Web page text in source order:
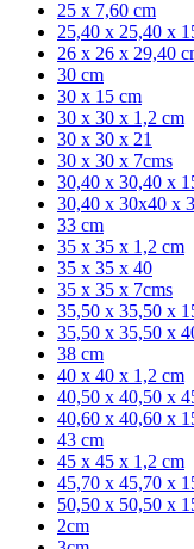
25 x 7,60 cm
25,40 x 25,40 x
26 x 26 x 29,40
30 cm
30 x 15 cm
30 x 30 x 1,2 cm
30 x 30 x 21
30 x 30 x 7cms
30,40 x 30,40 x
30,40 x 30x40 x
33 cm
35 x 35 x 1,2 cm
35 x 35 x 40
35 x 35 x 7cms
35,50 x 35,50 x
35,50 x 35,50 x
38 cm
40 x 40 x 1,2 cm
40,50 x 40,50 x
40,60 x 40,60 x
43 cm
45 x 45 x 1,2 cm
45,70 x 45,70 x
50,50 x 50,50 x
2cm